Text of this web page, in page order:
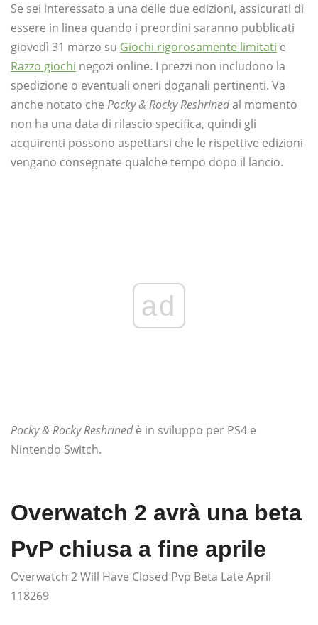
Se sei interessato a una delle due edizioni, assicurati di
essere in linea quando i preordini saranno pubblicati
giovedì 31 marzo su Giochi rigorosamente limitati e
Razzo giochi negozi online. I prezzi non includono la
spedizione o eventuali oneri doganali pertinenti. Va
anche notato che Pocky & Rocky Reshrinedal momento
non ha una data di rilascio specifica, quindi gli
acquirenti possono aspettarsi che le rispettive edizioni
vengano consegnate qualche tempo dopo il lancio.
ad
Pocky & Rocky Reshrinedè in sviluppo per PS4 e
Nintendo Switch.
Overwatch 2 avrà una beta
PvP chiusa a fine aprile
Overwatch 2 Will Have Closed Pvp Beta Late April
118269